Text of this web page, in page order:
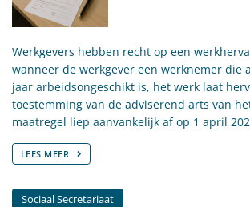
​​Werkgevers hebben recht op een
wanneer de werkgever een werknemer die
jaar arbeidsongeschikt is, het werk laat
toestemming van de adviserend arts van
maatregel liep aanvankelijk af op 1 april
LEES MEER
Sociaal Secretariaat